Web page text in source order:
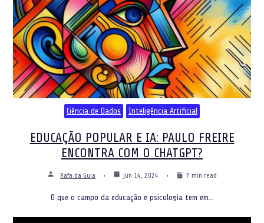
Ciência de Dados Inteligência Artificial
EDUCAÇÃO POPULAR E IA: PAULO FREIRE
ENCONTRA COM O CHATGPT?
Rafa da Guia jun 14, 2024 7 min read
O que o campo da educação e psicologia tem em…